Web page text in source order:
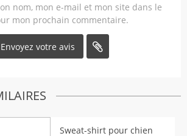
nom, mon e-mail et mon site dans le
mon prochain commentaire.
Sweat-shirt pour chien